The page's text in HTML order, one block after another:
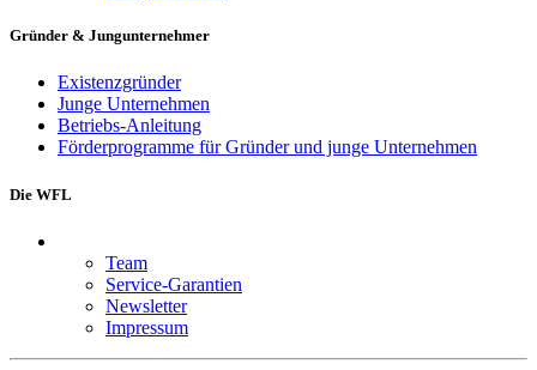
Gründer & Jungunternehmer
Existenzgründer
Junge Unternehmen
Betriebs-Anleitung
Förderprogramme für Gründer und junge Unternehmen
Die WFL
Team
Service-Garantien
Newsletter
Impressum